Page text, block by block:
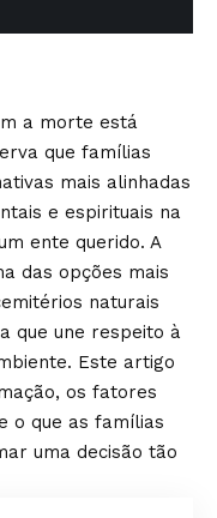
a morte está
que famílias
mais alinhadas
e espirituais na
ente querido. A
das opções mais
naturais
que une respeito à
Este artigo
os fatores
o que as famílias
uma decisão tão